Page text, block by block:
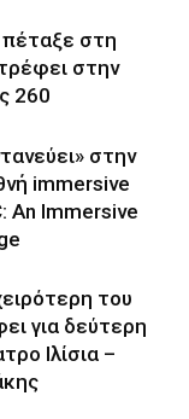
στη
στην
260
στην
immersive
An Immersive
του
για δεύτερη
Ιλίσια –